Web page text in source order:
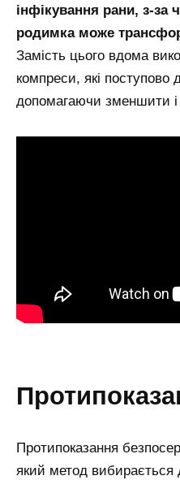
інфікування рани, з-за
родимка може
Замість цього вдома
компреси, які поступово
допомагаючи зменшити
Протипоказання
який метод вибирається